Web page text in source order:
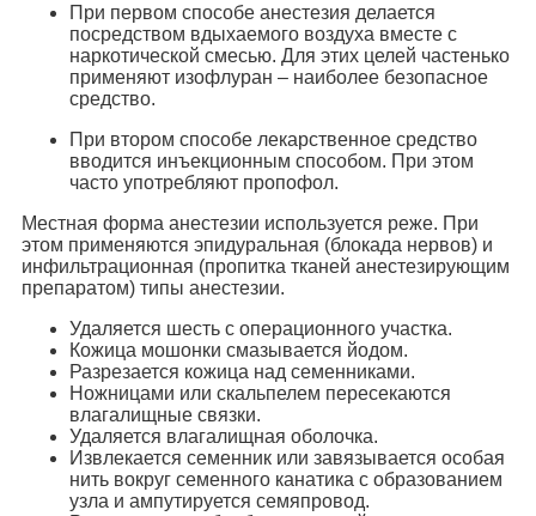
При первом способе анестезия делается
посредством вдыхаемого воздуха вместе с
наркотической смесью. Для этих целей частенько
применяют изофлуран – наиболее безопасное
средство.
При втором способе лекарственное средство
вводится инъекционным способом. При этом
часто употребляют пропофол.
Местная форма анестезии используется реже. При
этом применяются эпидуральная (блокада нервов) и
инфильтрационная (пропитка тканей анестезирующим
препаратом) типы анестезии.
Удаляется шесть с операционного участка.
Кожица мошонки смазывается йодом.
Разрезается кожица над семенниками.
Ножницами или скальпелем пересекаются
влагалищные связки.
Удаляется влагалищная оболочка.
Извлекается семенник или завязывается особая
нить вокруг семенного канатика с образованием
узла и ампутируется семяпровод.